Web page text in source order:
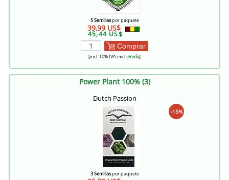
5 Semillaspor paquete
39,99 US$
45,44 US$
Comprar
[incl. 10% IVA excl.envío]
Power Plant 100% (3)
Dutch Passion
-15%
3 Semillaspor paquete